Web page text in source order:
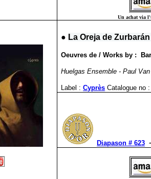
Un achat via
● La Oreja de
Oeuvres de / Works by :
Huelgas Ensemble - Paul
Label : Cyprès Catalogue no :
Diapason # 623